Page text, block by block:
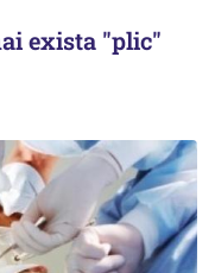
exista "plic"